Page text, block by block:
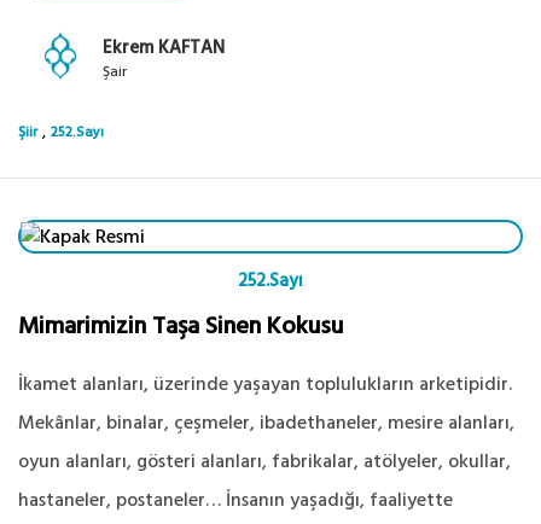
Ekrem KAFTAN
Şair
Şiir , 252.Sayı
252.Sayı
Mimarimizin Taşa Sinen Kokusu
İkamet alanları, üzerinde yaşayan toplulukların arketipidir.
Mekânlar, binalar, çeşmeler, ibadethaneler, mesire alanları,
oyun alanları, gösteri alanları, fabrikalar, atölyeler, okullar,
hastaneler, postaneler… İnsanın yaşadığı, faaliyette